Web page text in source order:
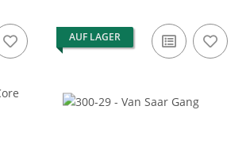
AUF LAGER